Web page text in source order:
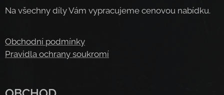
Na všechny díly Vám vypracujeme cenovou nabídku.
Obchodní podmínky
Pravidla ochrany soukromí